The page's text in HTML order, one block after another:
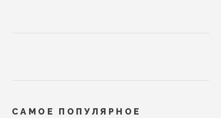
САМОЕ ПОПУЛЯРНОЕ